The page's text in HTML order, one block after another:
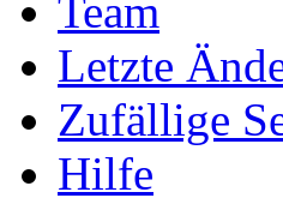
Team
Letzte
Zufällige
Hilfe